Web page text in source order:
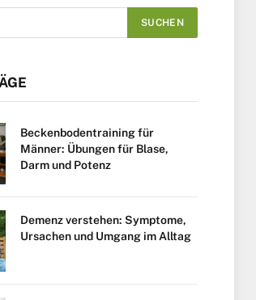
Beckenbodentraining für
Männer: Übungen für Blase,
Darm und Potenz
Demenz verstehen: Symptome,
Ursachen und Umgang im Alltag